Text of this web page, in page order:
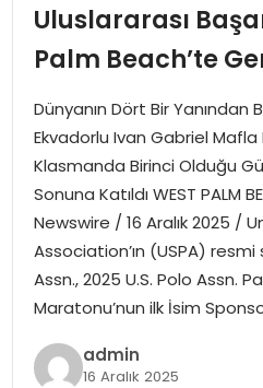
İDEAL SPOR
MAGAZIN
SAĞLIK
SOSYAL HABER
Uluslararası
Palm Beach’te
Dünyanın Dört Bir Yanından
Ekvadorlu Ivan Gabriel Mafla
Klasmanda Birinci Olduğu
Sonuna Katıldı WEST PALM
Newswire / 16 Aralık 2025 /
Association’ın (USPA) resmi
Assn., 2025 U.S. Polo Assn.
Maratonu’nun ilk İsim
admin
16 Aralık 2025